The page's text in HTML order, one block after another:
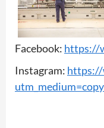
Facebook: https://
Instagram: https://